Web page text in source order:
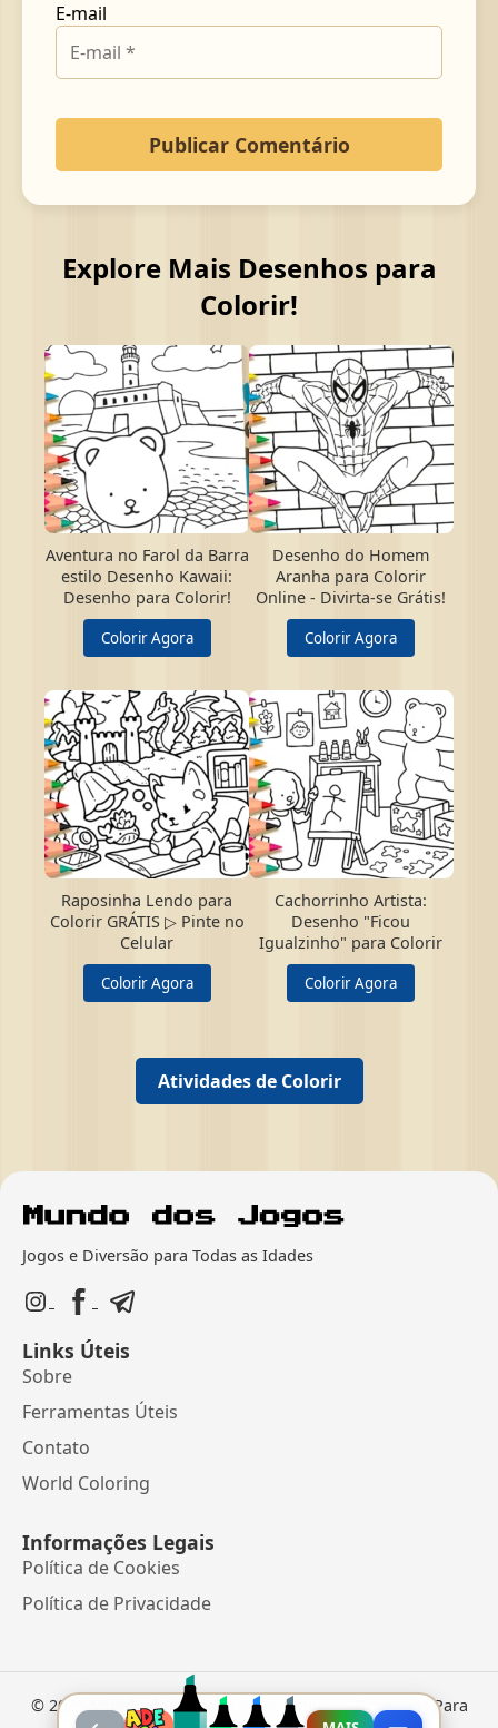
E-mail
Explore Mais Desenhos para
Colorir!
Aventura no Farol da Barra
estilo Desenho Kawaii:
Desenho para Colorir!
Colorir Agora
Desenho do Homem
Aranha para Colorir
Online - Divirta-se Grátis!
Colorir Agora
Raposinha Lendo para
Colorir GRÁTIS ▷ Pinte no
Celular
Colorir Agora
Cachorrinho Artista:
Desenho "Ficou
Igualzinho" para Colorir
Colorir Agora
Atividades de Colorir
Jogos e Diversão para Todas as Idades
Links Úteis
Sobre
Ferramentas Úteis
Contato
World Coloring
Informações Legais
Política de Cookies
Política de Privacidade
© 2026 Mundo dos Jogos• Jogos Online e Desenhos Para